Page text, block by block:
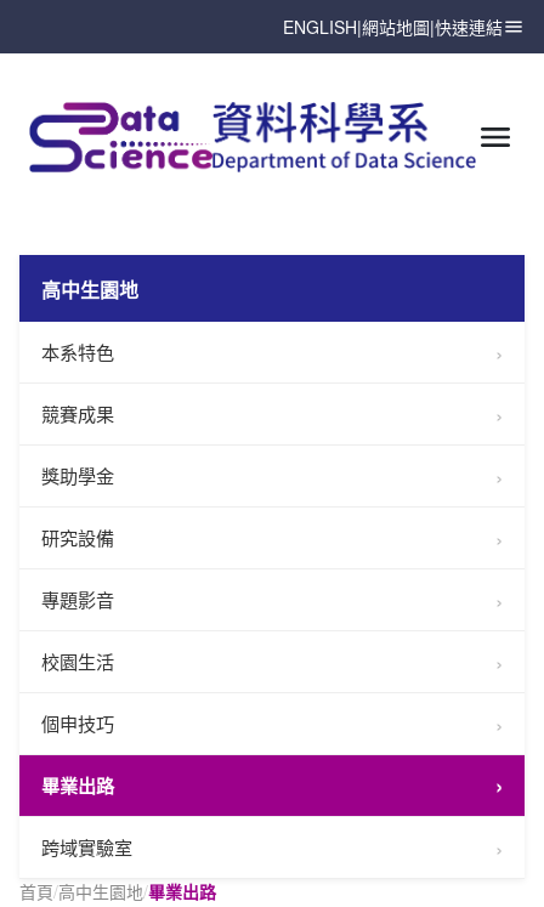
ENGLISH|網站地圖|快速連結
高中生園地
本系特色
競賽成果
獎助學金
研究設備
專題影音
校園生活
個申技巧
畢業出路
跨域實驗室
首頁/高中生園地/畢業出路